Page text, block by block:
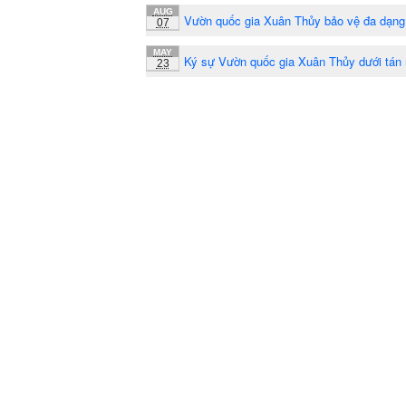
AUG
07 Vườn quốc gia Xuân Thủy bảo vệ đa
MAY
23 Ký sự Vườn quốc gia Xuân Thủy dưới